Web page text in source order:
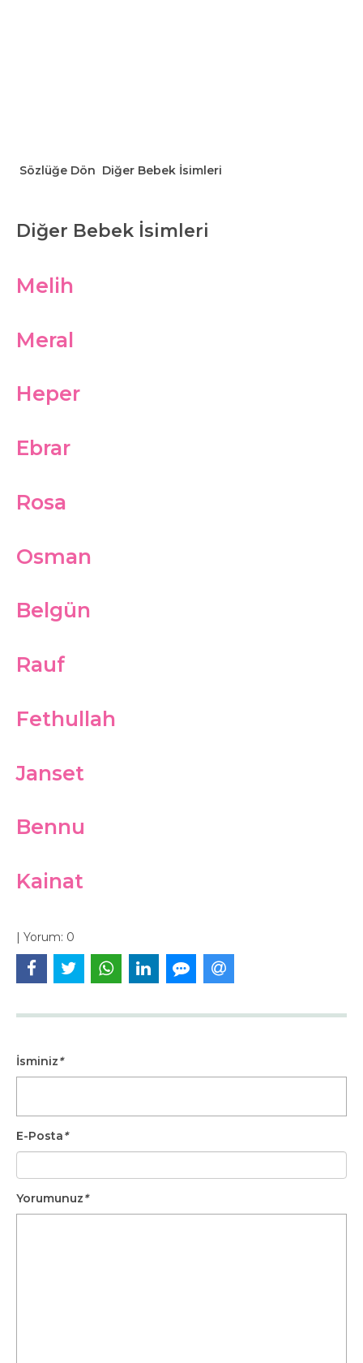
Sözlüğe Dön Diğer Bebek İsimleri
Diğer Bebek İsimleri
Melih
Meral
Heper
Ebrar
Rosa
Osman
Belgün
Rauf
Fethullah
Janset
Bennu
Kainat
| Yorum: 0
İsminiz*
E-Posta*
Yorumunuz*